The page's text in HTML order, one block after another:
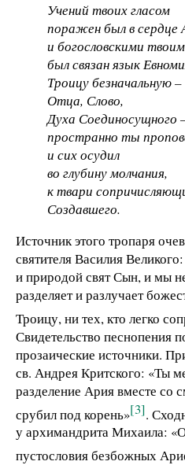
Учений твоих гласом
поражен был в сердце
и богословскими
был связан язык
Троицу безначальную –
Отца, Слово,
Духа Соединосущного
пространно ты
и сих осудил
во глубину молчания,
к твари
Создавшего.
Источник этого тропаря
святителя Василия
и природой свят Сын, и мы
разделяет и разлучает
Троицу, ни тех, кто легко
Свидетельство песнопения
прозаические источники.
св. Андрея Критского: «Ты
разделение Ария вместе со
срубил под корень»[3].
у архимандрита Михаила:
пустословия безбожных